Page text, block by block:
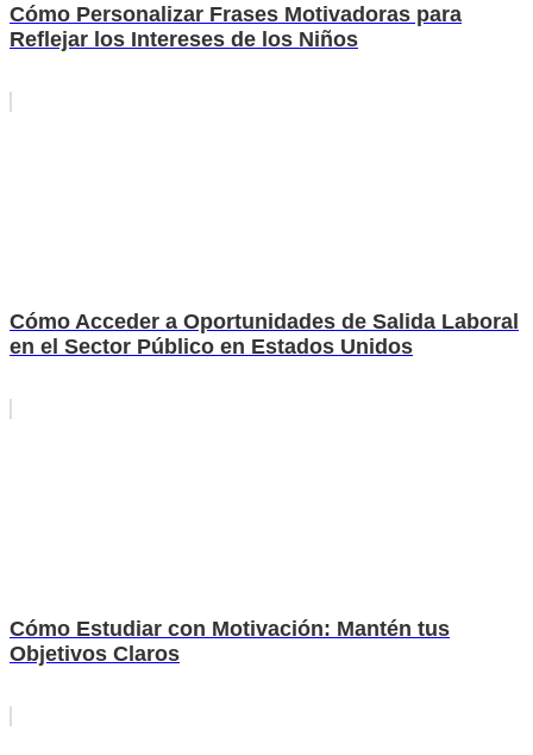
Cómo Personalizar Frases Motivadoras para
Reflejar los Intereses de los Niños
Cómo Acceder a Oportunidades de Salida Laboral
en el Sector Público en Estados Unidos
Cómo Estudiar con Motivación: Mantén tus
Objetivos Claros